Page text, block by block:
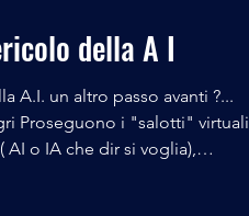
della A I
A.I. un altro passo avanti ?...
Proseguono i "salotti" virtuali